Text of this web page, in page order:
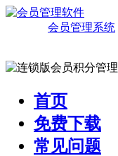
会员管理系统
首页
免费下载
常见问题